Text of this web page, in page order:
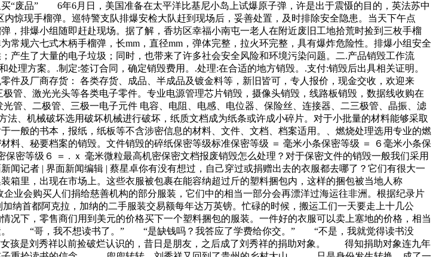
品” 6年6月日，美国准备在太平洋比基尼小岛上试爆原子弹，许是出于震慑的目的，英法苏中
惊现手榴弹。巡特警支队排爆安检大队赶到现场后，妥善处置，及时排除安全隐患。当天下午点
排爆小组随即赶赴现场。据了解，香坊区幸福小南屯一老人在附近废旧工地拾荒时捡到三枚手榴
规六七式木柄手榴弹，长mm，直径mm，弹体完整，拉火环完整，具有爆炸危险性。排爆小组安全
生了大量的电子垃圾；同时，也带来了许多社会安全风险和环境污染问题。二.产品销毁工作流
理方案。.制定:签订合同，确定销毁费用。.处理:在合适的地方销毁。.支付:销毁后出具相关证明。
件及厂商存货： 各类存货、成品、半成品及镀金料等，新旧皆可，专人报价，现金交收，欢迎来
管、激光光头等各类电子零件。专业电源管理芯片销毁，摄像头销毁，线路板销毁，数据线收购在
管、二极管、三极一电子元件 电容、电阻、电感、电位器、保险丝、连接器、二三极管、晶振、滤
、机械破坏选用破坏机械进行破坏，纸质文档成为纸条或许成小碎片。对于小批量的材料能够采取
一般的书本，报纸，纸板等不含涉密信息的材料、文件、文档、档案适用。、燃烧处理选用专业的燃
、秘要档案的销毁。文件销毁的碎纸保密等级标准保密等级 ＝ 毫米小条保密等级 ＝ ６毫米小条保
密等级６ ＝ . ｘ 毫米微粒最高机密保密文档报废销毁怎么处理？对于保密文件的销毁一般我们采用
记者 | 界面新闻编辑 | 蔡星卓你有没有想过，自己穿过或捐赠出去的衣服都去哪了？它们有很大一
箱里，出现在市场上。这些衣服被包裹在能容纳超过斤的塑料捆包内，这样的捆包被当地人称
业会购买人们捐给慈善机构的部分服装，它们中的相当一部分会再漂洋过海运往非洲。根据纪录片
加纳首都阿克拉，加纳的二手服装交易额每年达万英镑。忙碌的时候，搬运工们一天要走上十几公
下，零售商们用到美元的价格买下一个塑料捆包的服装。一件好的衣服可以卖上塞地的价格，相当
。 “哥，我不想读书了。” “是缺钱吗？我答应了学费给你交。” “不是，我就觉得读书没
是刘秀祥以前捡破烂认识的，昔日是朋友，之后成了刘秀祥的捐助对象。 得知捐助对象连九年